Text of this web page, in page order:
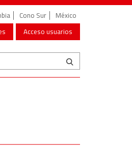
Cono Sur
México
Acceso usuarios